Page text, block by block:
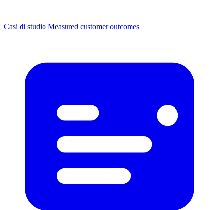
Casi di studio Measured customer outcomes